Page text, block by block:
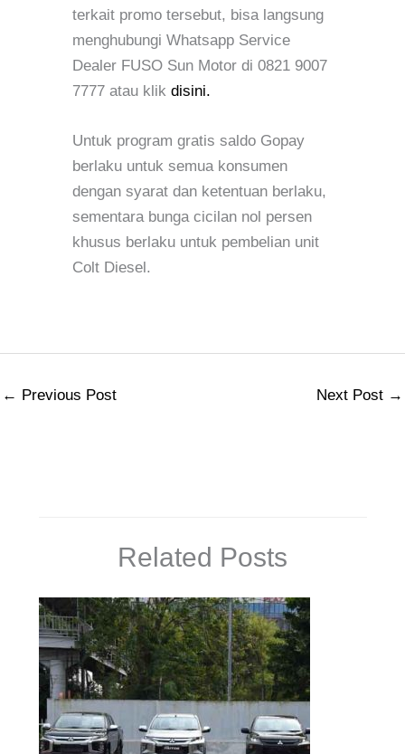
terkait promo tersebut, bisa langsung
menghubungi Whatsapp Service
Dealer FUSO Sun Motor di 0821 9007
7777 atau klik disini.
Untuk program gratis saldo Gopay
berlaku untuk semua konsumen
dengan syarat dan ketentuan berlaku,
sementara bunga cicilan nol persen
khusus berlaku untuk pembelian unit
Colt Diesel.
← Previous Post Next Post →
Related Posts